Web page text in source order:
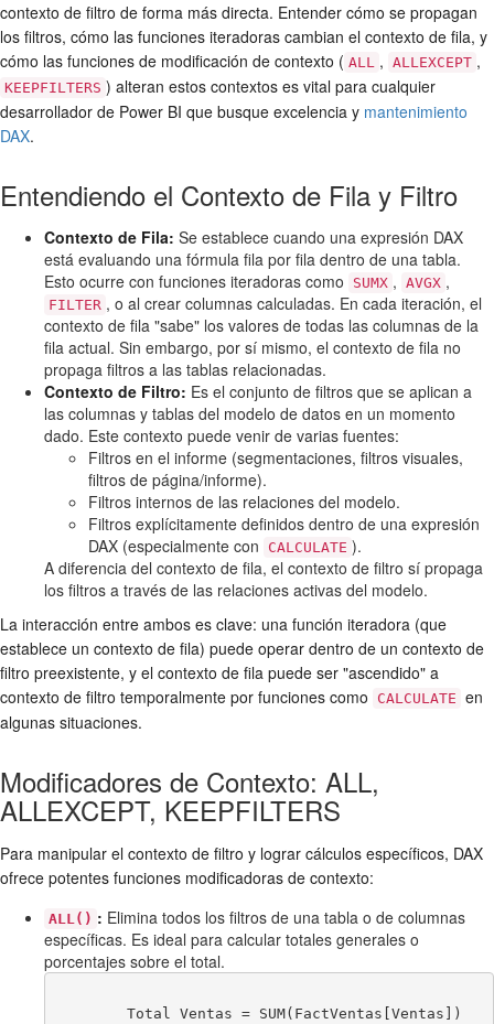
contexto de filtro de forma más directa. Entender cómo se propagan
los filtros, cómo las funciones iteradoras cambian el contexto de fila, y
cómo las funciones de modificación de contexto ( ALL , ALLEXCEPT ,
KEEPFILTERS ) alteran estos contextos es vital para cualquier
desarrollador de Power BI que busque excelencia y mantenimiento
DAX.
Entendiendo el Contexto de Fila y Filtro
Contexto de Fila: Se establece cuando una expresión DAX
está evaluando una fórmula fila por fila dentro de una tabla.
Esto ocurre con funciones iteradoras como
SUMX , AVGX ,
FILTER , o al crear columnas calculadas. En cada iteración, el
contexto de fila "sabe" los valores de todas las columnas de la
fila actual. Sin embargo, por sí mismo, el contexto de fila no
propaga filtros a las tablas relacionadas.
Contexto de Filtro: Es el conjunto de filtros que se aplican a
las columnas y tablas del modelo de datos en un momento
dado. Este contexto puede venir de varias fuentes:
Filtros en el informe (segmentaciones, filtros visuales,
filtros de página/informe).
Filtros internos de las relaciones del modelo.
Filtros explícitamente definidos dentro de una expresión
DAX (especialmente con
CALCULATE ).
A diferencia del contexto de fila, el contexto de filtro sí propaga
los filtros a través de las relaciones activas del modelo.
La interacción entre ambos es clave: una función iteradora (que
establece un contexto de fila) puede operar dentro de un contexto de
filtro preexistente, y el contexto de fila puede ser "ascendido" a
contexto de filtro temporalmente por funciones como
CALCULATE en
algunas situaciones.
Modificadores de Contexto: ALL,
ALLEXCEPT, KEEPFILTERS
Para manipular el contexto de filtro y lograr cálculos específicos, DAX
ofrece potentes funciones modificadoras de contexto:
ALL() : Elimina todos los filtros de una tabla o de columnas
específicas. Es ideal para calcular totales generales o
porcentajes sobre el total.